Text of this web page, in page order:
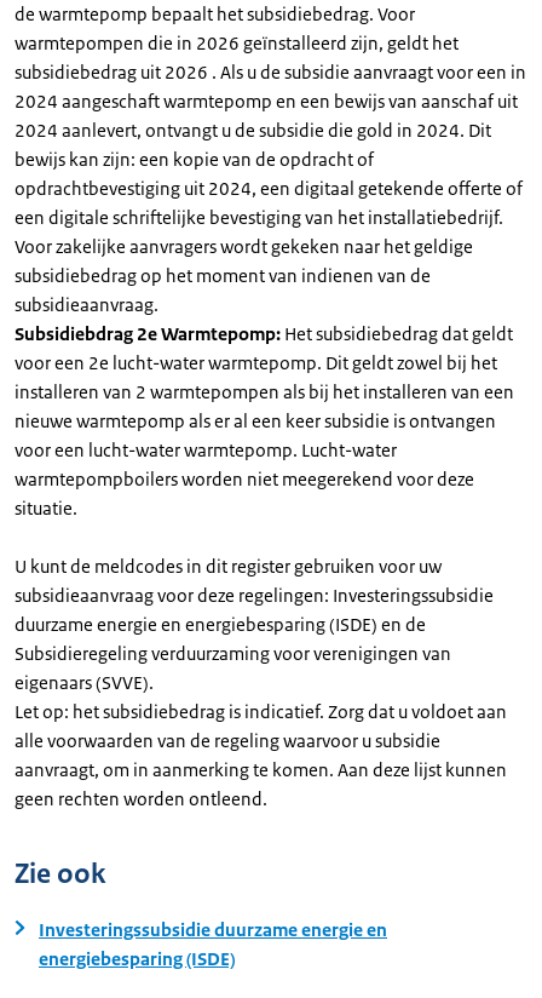
de warmtepomp bepaalt het subsidiebedrag. Voor
warmtepompen die in 2026 geïnstalleerd zijn, geldt het
subsidiebedrag uit 2026 . Als u de subsidie aanvraagt voor een in
2024 aangeschaft warmtepomp en een bewijs van aanschaf uit
2024 aanlevert, ontvangt u de subsidie die gold in 2024. Dit
bewijs kan zijn: een kopie van de opdracht of
opdrachtbevestiging uit 2024, een digitaal getekende offerte of
een digitale schriftelijke bevestiging van het installatiebedrijf.
Voor zakelijke aanvragers wordt gekeken naar het geldige
subsidiebedrag op het moment van indienen van de
subsidieaanvraag.
Subsidiebdrag 2e Warmtepomp: Het subsidiebedrag dat geldt
voor een 2e lucht-water warmtepomp. Dit geldt zowel bij het
installeren van 2 warmtepompen als bij het installeren van een
nieuwe warmtepomp als er al een keer subsidie is ontvangen
voor een lucht-water warmtepomp. Lucht-water
warmtepompboilers worden niet meegerekend voor deze
situatie.
U kunt de meldcodes in dit register gebruiken voor uw
subsidieaanvraag voor deze regelingen: Investeringssubsidie
duurzame energie en energiebesparing (ISDE) en de
Subsidieregeling verduurzaming voor verenigingen van
eigenaars (SVVE).
Let op: het subsidiebedrag is indicatief. Zorg dat u voldoet aan
alle voorwaarden van de regeling waarvoor u subsidie
aanvraagt, om in aanmerking te komen. Aan deze lijst kunnen
geen rechten worden ontleend.
Zie ook
Investeringssubsidie duurzame energie en
energiebesparing (ISDE)